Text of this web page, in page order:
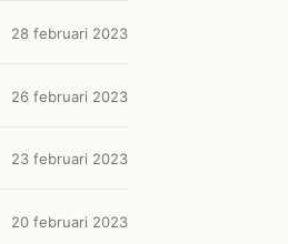
28 februari 2023
26 februari 2023
23 februari 2023
20 februari 2023